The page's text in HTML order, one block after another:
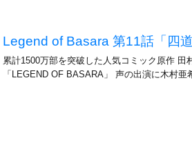
Legend of Basara 第11話「四道
累計1500万部を突破した人気コミック原作 田
「LEGEND OF BASARA」 声の出演に木村亜